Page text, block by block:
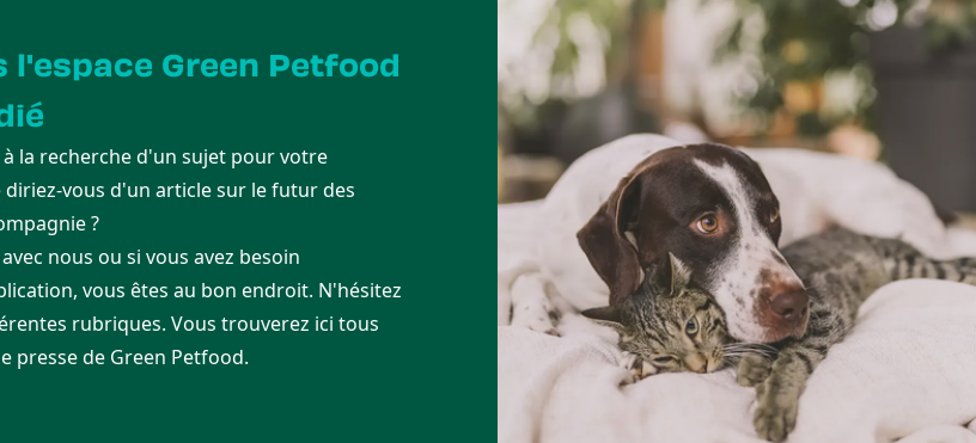
l'espace Green Petfood
la recherche d'un sujet pour votre
vous d'un article sur le futur des
?
nous ou si vous avez besoin
vous êtes au bon endroit. N'hésitez
rubriques. Vous trouverez ici tous
presse de Green Petfood.